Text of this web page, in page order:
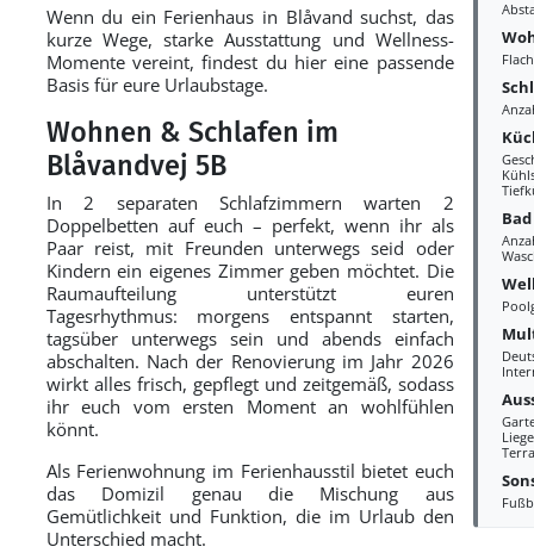
Bad
Wenn du ein Ferienhaus in Blåvand suchst, das
kurze Wege, starke Ausstattung und Wellness-
Momente vereint, findest du hier eine passende
Basis für eure Urlaubstage.
Wohnen & Schlafen im
Blåvandvej 5B
In 2 separaten Schlafzimmern warten 2
Doppelbetten auf euch – perfekt, wenn ihr als
Paar reist, mit Freunden unterwegs seid oder
Kindern ein eigenes Zimmer geben möchtet. Die
Raumaufteilung unterstützt euren
Tagesrhythmus: morgens entspannt starten,
tagsüber unterwegs sein und abends einfach
abschalten. Nach der Renovierung im Jahr 2026
wirkt alles frisch, gepflegt und zeitgemäß, sodass
ihr euch vom ersten Moment an wohlfühlen
könnt.
Als Ferienwohnung im Ferienhausstil bietet euch
das Domizil genau die Mischung aus
Gemütlichkeit und Funktion, die im Urlaub den
Unterschied macht.